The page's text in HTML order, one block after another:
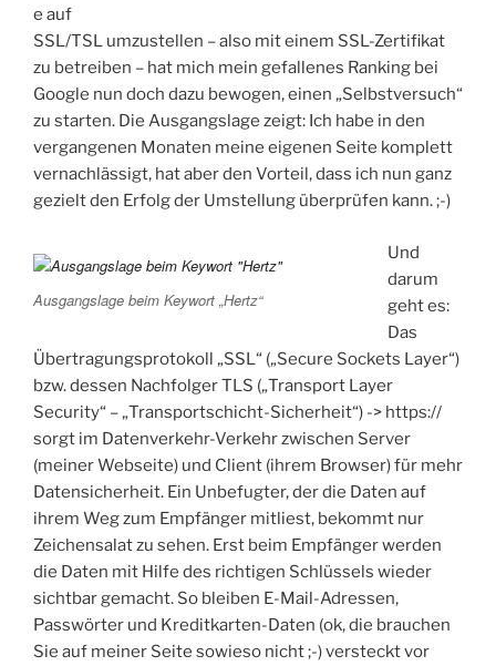
e auf
SSL/TSL umzustellen – also mit einem SSL-Zertifikat
zu betreiben – hat mich mein gefallenes Ranking bei
Google nun doch dazu bewogen, einen „Selbstversuch“
zu starten. Die Ausgangslage zeigt: Ich habe in den
vergangenen Monaten meine eigenen Seite komplett
vernachlässigt, hat aber den Vorteil, dass ich nun ganz
gezielt den Erfolg der Umstellung überprüfen kann. ;-)
Ausgangslage beim Keywort „Hertz“
Und
darum
geht es:
Das
Übertragungsprotokoll „SSL“ („Secure Sockets Layer“)
bzw. dessen Nachfolger TLS („Transport Layer
Security“ – „Transportschicht-Sicherheit“) -> https://
sorgt im Datenverkehr-Verkehr zwischen Server
(meiner Webseite) und Client (ihrem Browser) für mehr
Datensicherheit. Ein Unbefugter, der die Daten auf
ihrem Weg zum Empfänger mitliest, bekommt nur
Zeichensalat zu sehen. Erst beim Empfänger werden
die Daten mit Hilfe des richtigen Schlüssels wieder
sichtbar gemacht. So bleiben E-Mail-Adressen,
Passwörter und Kreditkarten-Daten (ok, die brauchen
Sie auf meiner Seite sowieso nicht ;-) versteckt vor